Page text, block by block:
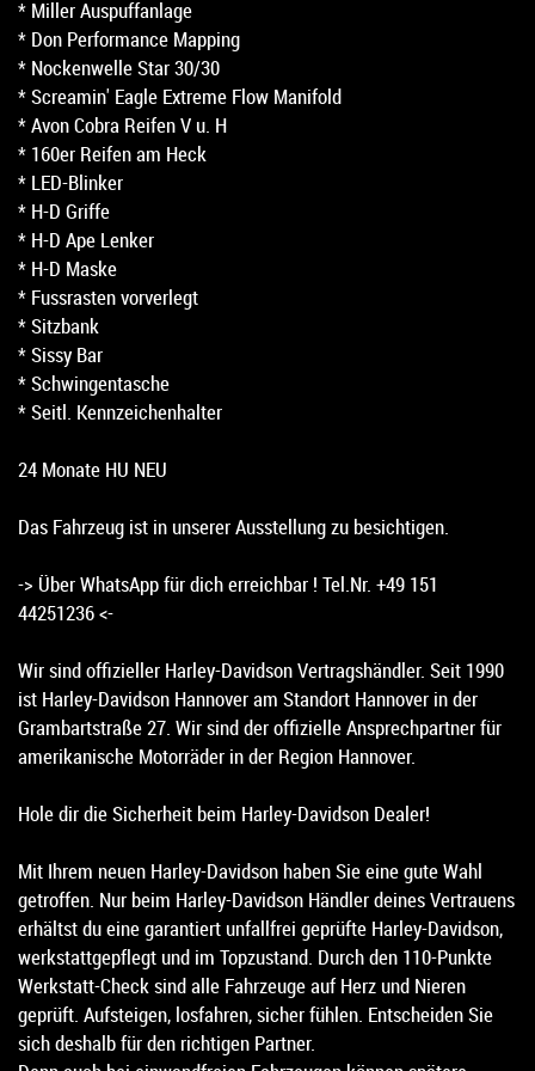
* Miller Auspuffanlage
* Don Performance Mapping
* Nockenwelle Star 30/30
* Screamin' Eagle Extreme Flow Manifold
* Avon Cobra Reifen V u. H
* 160er Reifen am Heck
* LED-Blinker
* H-D Griffe
* H-D Ape Lenker
* H-D Maske
* Fussrasten vorverlegt
* Sitzbank
* Sissy Bar
* Schwingentasche
* Seitl. Kennzeichenhalter
24 Monate HU NEU
Das Fahrzeug ist in unserer Ausstellung zu besichtigen.
-> Über WhatsApp für dich erreichbar ! Tel.Nr. +49 151
44251236 <-
Wir sind offizieller Harley-Davidson Vertragshändler. Seit 1990
ist Harley-Davidson Hannover am Standort Hannover in der
Grambartstraße 27. Wir sind der offizielle Ansprechpartner für
amerikanische Motorräder in der Region Hannover.
Hole dir die Sicherheit beim Harley-Davidson Dealer!
Mit Ihrem neuen Harley-Davidson haben Sie eine gute Wahl
getroffen. Nur beim Harley-Davidson Händler deines Vertrauens
erhältst du eine garantiert unfallfrei geprüfte Harley-Davidson,
werkstattgepflegt und im Topzustand. Durch den 110-Punkte
Werkstatt-Check sind alle Fahrzeuge auf Herz und Nieren
geprüft. Aufsteigen, losfahren, sicher fühlen. Entscheiden Sie
sich deshalb für den richtigen Partner.